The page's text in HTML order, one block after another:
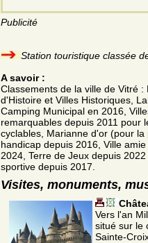
Publicité
Station touristique classée
A savoir :
Classements de la ville de Vitré
d'Histoire et Villes Historiques,
Camping Municipal en 2016,
remarquables depuis 2011 pour
cyclables, Marianne d'or (pour
handicap depuis 2016, Ville
2024, Terre de Jeux depuis
sportive depuis 2017.
Visites, monuments,
Vers l'an
situé sur le
Sainte-